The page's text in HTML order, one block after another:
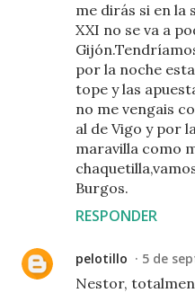
me dirás si en la
XXI no se va a
por la noche
tope y las
no me vengais
al de Vigo y por
maravilla como
Burgos.
RESPONDER
pelotillo 5 de
Nestor,